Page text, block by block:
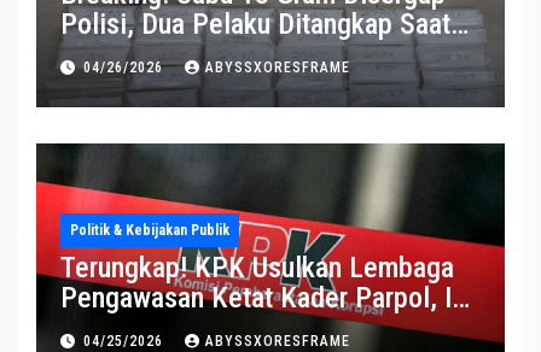
Polisi, Dua Pelaku Ditangkap Saat
Operasi Berlangsung Di Tempat
04/26/2026 ABYSSXORESFRAME
Politik & Kebijakan Publik
Terungkap! KPK Usulkan Lembaga
Pengawasan Ketat Kader Parpol, Ini
Alasannya
04/25/2026 ABYSSXORESFRAME